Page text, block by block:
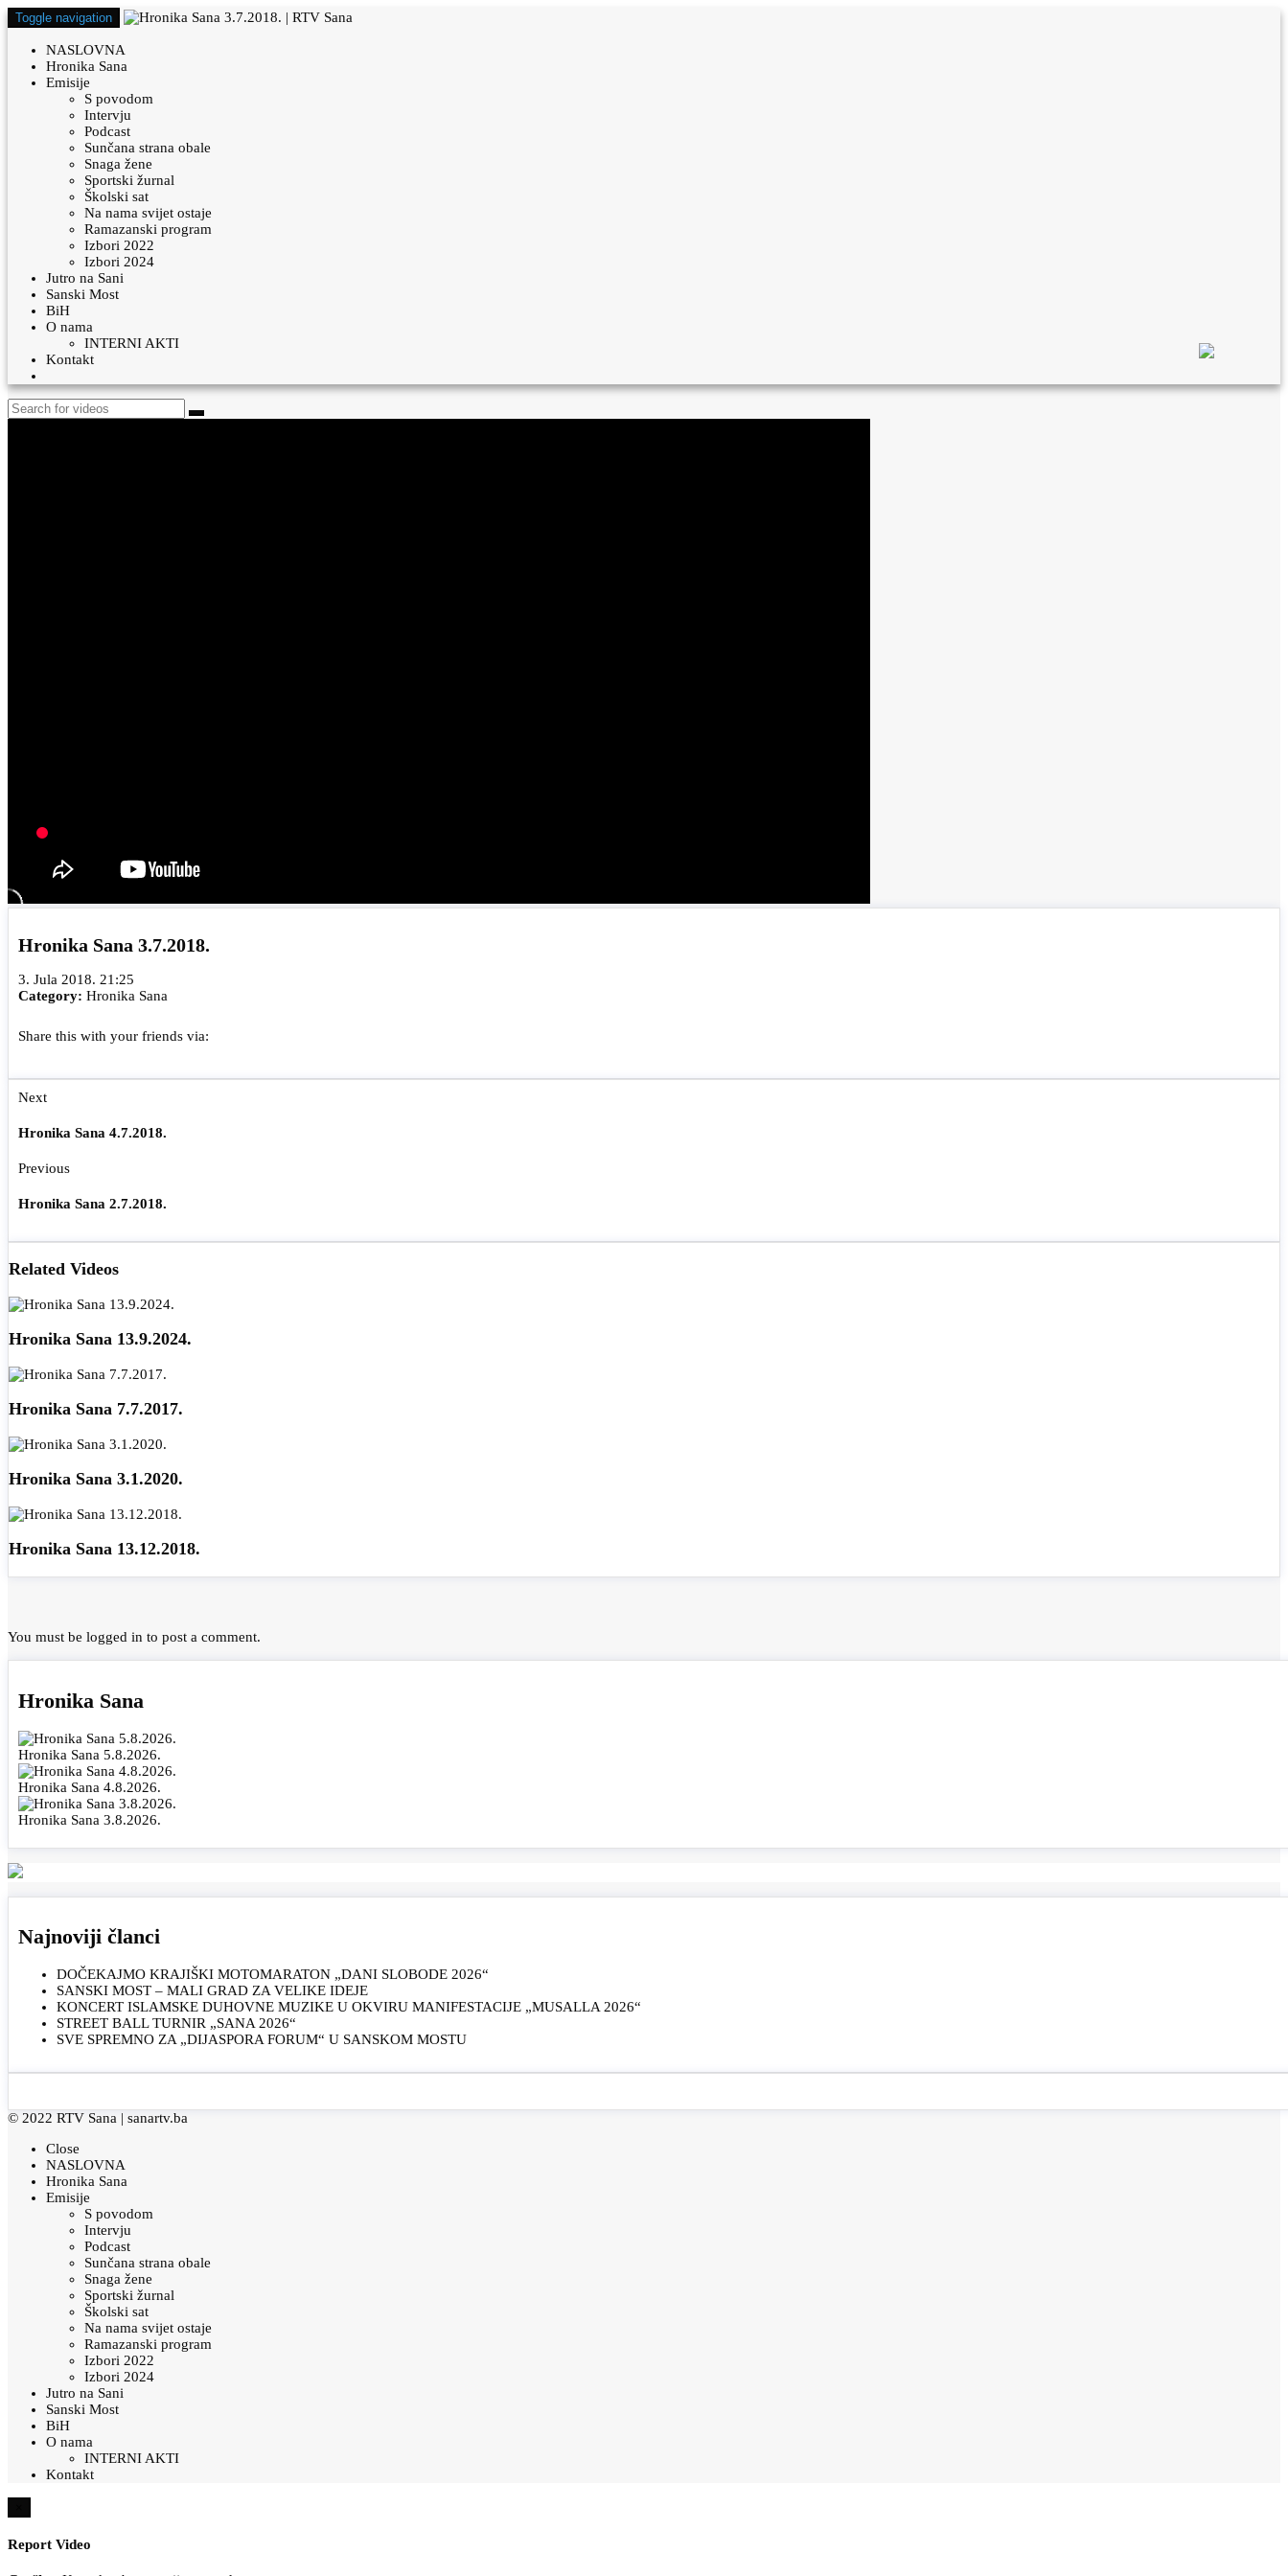
Toggle navigation
NASLOVNA
Hronika Sana
Emisije
S povodom
Intervju
Podcast
Sunčana strana obale
Snaga žene
Sportski žurnal
Školski sat
Na nama svijet ostaje
Ramazanski program
Izbori 2022
Izbori 2024
Jutro na Sani
Sanski Most
BiH
O nama
INTERNI AKTI
Kontakt
Hronika Sana 3.7.2018.
3. Jula 2018. 21:25
Category: Hronika Sana
Share this with your friends via:
Next
Hronika Sana 4.7.2018.
Previous
Hronika Sana 2.7.2018.
Related Videos
Hronika Sana 13.9.2024.
Hronika Sana 7.7.2017.
Hronika Sana 3.1.2020.
Hronika Sana 13.12.2018.
You must be logged in to post a comment.
Hronika Sana
Hronika Sana 5.8.2026.
Hronika Sana 4.8.2026.
Hronika Sana 3.8.2026.
Najnoviji članci
DOČEKAJMO KRAJIŠKI MOTOMARATON „DANI SLOBODE 2026“
SANSKI MOST – MALI GRAD ZA VELIKE IDEJE
KONCERT ISLAMSKE DUHOVNE MUZIKE U OKVIRU MANIFESTACIJE „MUSALLA 2026“
STREET BALL TURNIR „SANA 2026“
SVE SPREMNO ZA „DIJASPORA FORUM“ U SANSKOM MOSTU
© 2022 RTV Sana | sanartv.ba
Close
NASLOVNA
Hronika Sana
Emisije
S povodom
Intervju
Podcast
Sunčana strana obale
Snaga žene
Sportski žurnal
Školski sat
Na nama svijet ostaje
Ramazanski program
Izbori 2022
Izbori 2024
Jutro na Sani
Sanski Most
BiH
O nama
INTERNI AKTI
Kontakt
Report Video